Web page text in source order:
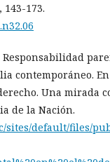
173.
Responsabilidad
contemporáneo. En
Una mirada
de la Nación.
sites/default/files/